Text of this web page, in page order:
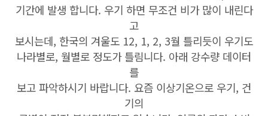
기간에 발생 합니다. 우기 하면 무조건 비가 많이 내린다
고
보시는데, 한국의 겨울도 12, 1, 2, 3월 틀리듯이 우기도
나라별로, 월별로 정도가 틀림니다. 아래 강수량 데이터
를
보고 파악하시기 바랍니다. 요즘 이상기온으로 우기, 건
기의